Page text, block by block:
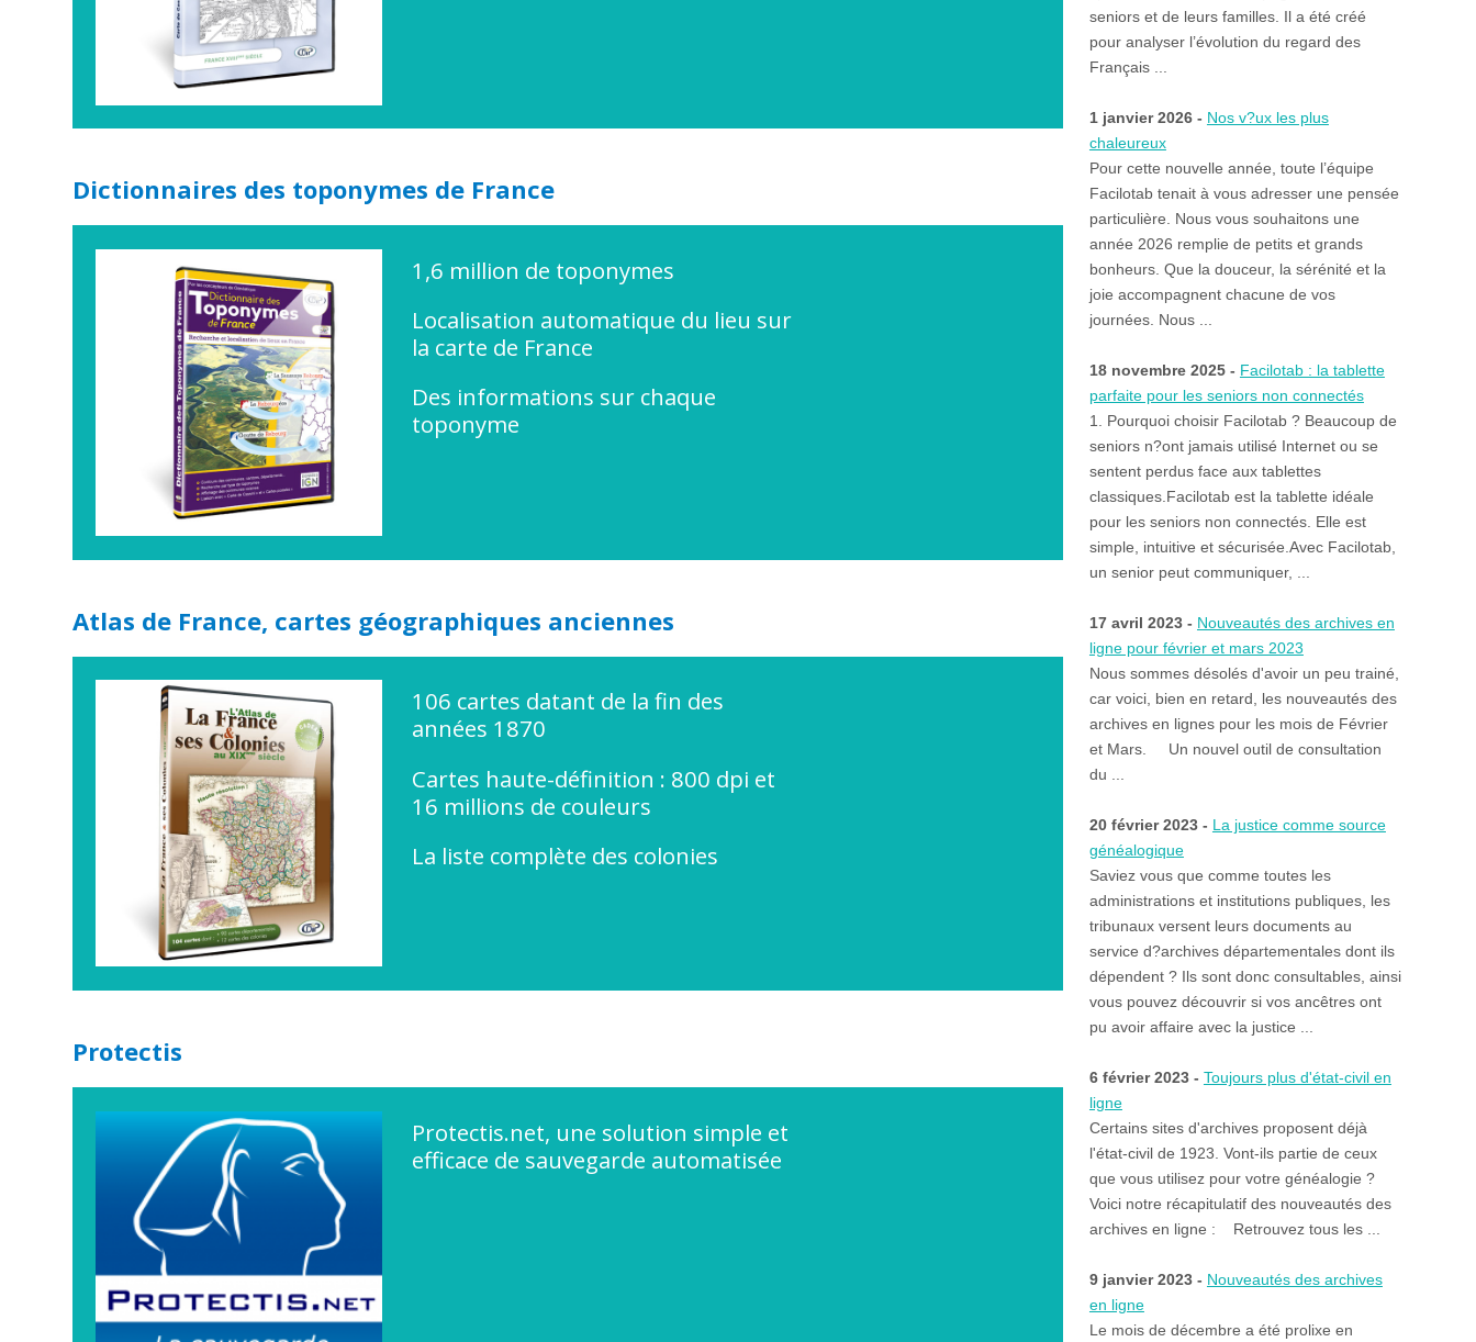
Dictionnaires des toponymes de France
1,6 million de toponymes
Localisation automatique du lieu sur
la carte de France
Des informations sur chaque
toponyme
Atlas de France, cartes géographiques anciennes
106 cartes datant de la fin des
années 1870
Cartes haute-définition : 800 dpi et
16 millions de couleurs
La liste complète des colonies
Protectis
Protectis.net, une solution simple et
efficace de sauvegarde automatisée
seniors et de leurs familles. Il a été créé
pour analyser l’évolution du regard des
Français ...
1 janvier 2026 - Nos v?ux les plus
chaleureux
Pour cette nouvelle année, toute l’équipe
Facilotab tenait à vous adresser une pensée
particulière. Nous vous souhaitons une
année 2026 remplie de petits et grands
bonheurs. Que la douceur, la sérénité et la
joie accompagnent chacune de vos
journées. Nous ...
18 novembre 2025 - Facilotab : la tablette
parfaite pour les seniors non connectés
1. Pourquoi choisir Facilotab ? Beaucoup de
seniors n?ont jamais utilisé Internet ou se
sentent perdus face aux tablettes
classiques.Facilotab est la tablette idéale
pour les seniors non connectés. Elle est
simple, intuitive et sécurisée.Avec Facilotab,
un senior peut communiquer, ...
17 avril 2023 - Nouveautés des archives en
ligne pour février et mars 2023
Nous sommes désolés d'avoir un peu trainé,
car voici, bien en retard, les nouveautés des
archives en lignes pour les mois de Février
et Mars. Un nouvel outil de consultation
du ...
20 février 2023 - La justice comme source
généalogique
Saviez vous que comme toutes les
administrations et institutions publiques, les
tribunaux versent leurs documents au
service d?archives départementales dont ils
dépendent ? Ils sont donc consultables, ainsi
vous pouvez découvrir si vos ancêtres ont
pu avoir affaire avec la justice ...
6 février 2023 - Toujours plus d'état-civil en
ligne
Certains sites d'archives proposent déjà
l'état-civil de 1923. Vont-ils partie de ceux
que vous utilisez pour votre généalogie ?
Voici notre récapitulatif des nouveautés des
archives en ligne : Retrouvez tous les ...
9 janvier 2023 - Nouveautés des archives
en ligne
Le mois de décembre a été prolixe en